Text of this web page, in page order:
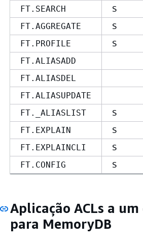
FT.SEARCH S
FT.AGGREGATE S
FT.PROFILE S
FT.ALIASADD
FT.ALIASDEL
FT.ALIASUPDATE
FT._ALIASLIST S
FT.EXPLAIN S
FT.EXPLAINCLI S
FT.CONFIG S
Aplicação ACLs a
para MemoryDB